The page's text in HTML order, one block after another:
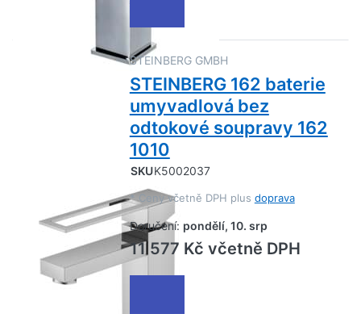
STEINBERG GMBH
STEINBERG 162 baterie
umyvadlová bez
odtokové soupravy 162
1010
SKUK5002037
* Ceny včetně DPH plus doprava
Doručení: pondělí, 10. srp
11 577 Kč včetně DPH